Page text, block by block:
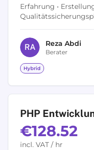
Erfahrung •
Management-
RA Reza Abdi
Berater
Hybrid
PHP
€128.52
incl. VAT / hr